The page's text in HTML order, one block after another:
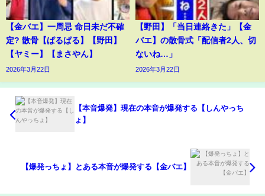
【金バエ】一周忌 命日未だ不確
定? 散骨【ぱるぱる】【野田】
【ヤミー】【まさやん】
2026年3月22日
【野田】「当日連絡きた」【金
バエ】の散骨式「配信者2人、切
ないね…」
2026年3月22日
【本音爆発】現在の本音が爆発する【しんやっち
ょ】
【爆発っちょ】とある本音が爆発する【金バエ】